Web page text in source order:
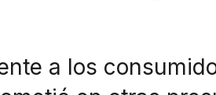
a los